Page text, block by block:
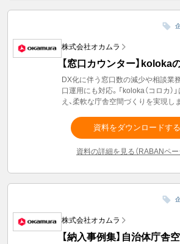
株式会社オカムラ
【窓口カウンター】koloka
DX化に伴う窓口数の減少や相談業
口運用にも対応。「koloka（コロカ）
え、柔軟な庁舎空間づくりを実現し
資料をダウンロードする
資料の詳細を見る（RABANペー
株式会社オカムラ
【納入事例集】自治体庁舎